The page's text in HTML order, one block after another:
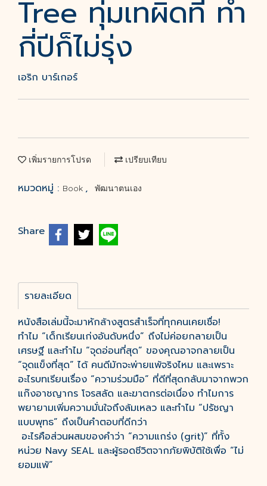
Tree ทุ่มเทผิดที่ ทำ
กี่ปีก็ไม่รุ่ง
เอริก บาร์เกอร์
เพิ่มรายการโปรด เปรียบเทียบ
หมวดหมู่ : Book , พัฒนาตนเอง
Share
รายละเอียด
หนังสือเล่มนี้จะมาหักล้างสูตรสำเร็จที่ทุกคนเคยเชื่อ!
ทำไม “เด็กเรียนเก่งอันดับหนึ่ง” ถึงไม่ค่อยกลายเป็น
เศรษฐี และทำไม “จุดอ่อนที่สุด” ของคุณอาจกลายเป็น
“จุดแข็งที่สุด” ได้ คนดีมักจะพ่ายแพ้จริงไหม และเพราะ
อะไรบทเรียนเรื่อง “ความร่วมมือ” ที่ดีที่สุดกลับมาจากพวก
แก๊งอาชญากร โจรสลัด และฆาตกรต่อเนื่อง ทำไมการ
พยายามเพิ่มความมั่นใจถึงล้มเหลว และทำไม “ปรัชญา
แบบพุทธ” ถึงเป็นคำตอบที่ดีกว่า
อะไรคือส่วนผสมของคำว่า “ความแกร่ง (grit)” ที่ทั้ง
หน่วย Navy SEAL และผู้รอดชีวิตจากภัยพิบัติใช้เพื่อ “ไม่
ยอมแพ้”